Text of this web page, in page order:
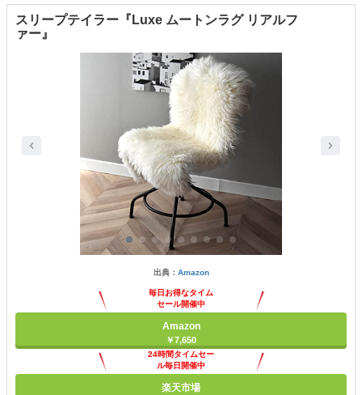
スリープテイラー『Luxe ムートンラグ リアルフ
ァー』
出典： Amazon
毎日お得なタイム
セール開催中
Amazon
￥7,650
24時間タイムセー
ル毎日開催中
楽天市場